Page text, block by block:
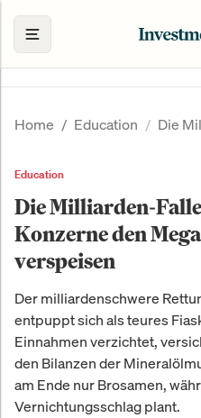
Home Education Die
Education
Die Milliarden-
Konzerne den
verspeisen
Der milliardenschwere
entpuppt sich als teures
Einnahmen verzichtet,
den Bilanzen der
am Ende nur Brosamen,
Vernichtungsschlag plant.